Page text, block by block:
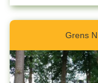
Grens